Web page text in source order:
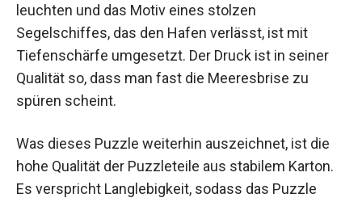
leuchten und das Motiv eines stolzen
Segelschiffes, das den Hafen verlässt, ist mit
Tiefenschärfe umgesetzt. Der Druck ist in seiner
Qualität so, dass man fast die Meeresbrise zu
spüren scheint.
Was dieses Puzzle weiterhin auszeichnet, ist die
hohe Qualität der Puzzleteile aus stabilem Karton.
Es verspricht Langlebigkeit, sodass das Puzzle